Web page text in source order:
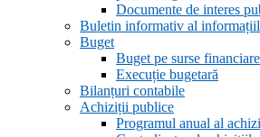
Documente de interes
Buletin informativ al
Buget
Buget pe surse financiare
Execuție bugetară
Bilanțuri contabile
Achiziții publice
Programul anual al